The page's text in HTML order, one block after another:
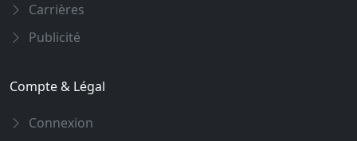
Carrières
Publicité
Compte & Légal
Connexion